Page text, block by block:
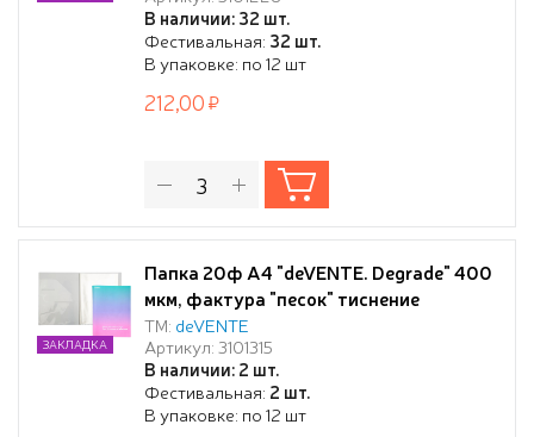
В наличии: 32 шт.
Фестивальная: 32 шт.
В упаковке: по 12 шт
212,00
Папка 20ф А4 "deVENTE. Degrade" 400
мкм, фактура "песок" тиснение
фольгой, вкладыши 30 мкм, с
внутренним карманом 160 мкм,
индивидуальная упаковка
ТМ: deVENTE
Артикул: 3101315
В наличии: 2 шт.
Фестивальная: 2 шт.
В упаковке: по 12 шт
ЗАКЛАДКА